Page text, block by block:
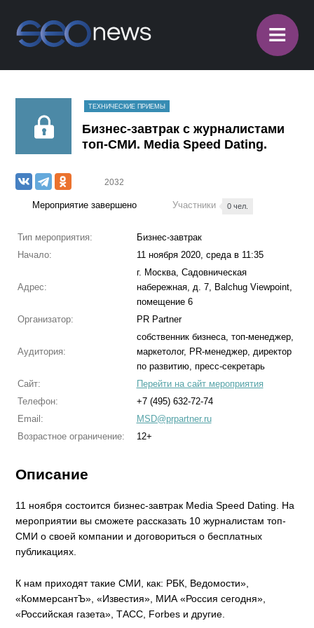
≡
ТЕХНИЧЕСКИЕ ПРИЕМЫ
Бизнес-завтрак с журналистами
топ-СМИ. Media Speed Dating.
2032
Мероприятие завершено Участники 0 чел.
Тип мероприятия:
Бизнес-завтрак
Начало:
11 ноября 2020, среда в 11:35
Адрес:
г. Москва, Садовническая
набережная, д. 7, Balchug Viewpoint,
помещение 6
Организатор:
PR Partner
Аудитория:
собственник бизнеса, топ-менеджер,
маркетолог, PR-менеджер, директор
по развитию, пресс-секретарь
Сайт:
Перейти на сайт мероприятия
Телефон:
+7 (495) 632-72-74
Email:
MSD@prpartner.ru
Возрастное ограничение:
12+
Описание
11 ноября состоится бизнес-завтрак Media Speed Dating. На
мероприятии вы сможете рассказать 10 журналистам топ-
СМИ о своей компании и договориться о бесплатных
публикациях.
К нам приходят такие СМИ, как: РБК, Ведомости»,
«КоммерсантЪ», «Известия», МИА «Россия сегодня»,
«Российская газета», ТАСС, Forbes и другие.